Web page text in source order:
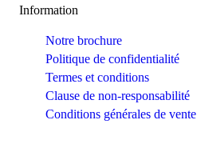
Information
Notre brochure
Politique de confidentialité
Termes et conditions
Clause de non-responsabilité
Conditions générales de vente